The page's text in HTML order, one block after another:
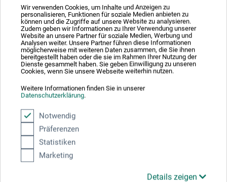
Wir verwenden Cookies, um Inhalte und Anzeigen zu
personalisieren, Funktionen für soziale Medien anbieten zu
können und die Zugriffe auf unsere Website zu analysieren.
Zudem geben wir Informationen zu Ihrer Verwendung unserer
Website an unsere Partner für soziale Medien, Werbung und
Analysen weiter. Unsere Partner führen diese Informationen
möglicherweise mit weiteren Daten zusammen, die Sie ihnen
bereitgestellt haben oder die sie im Rahmen Ihrer Nutzung der
Dienste gesammelt haben. Sie geben Einwilligung zu unseren
Cookies, wenn Sie unsere Webseite weiterhin nutzen.
Weitere Informationen finden Sie in unserer
Datenschutzerklärung.
Notwendig
Präferenzen
Statistiken
Marketing
Details zeigen
Dient der zusätzlichen Gehrungsverstärkung. Set mit 2
Aufhängern, 8 Schrauben und 2 Distanzhalter.
Produktbewertungen (0)
JETZT PRODUKT BEWERTEN